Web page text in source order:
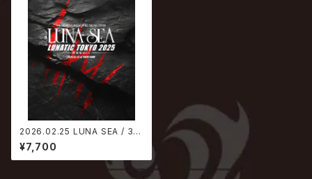
2026.02.25 LUNA SEA / 35t
h ANNIVERSARY TOUR ERA
TO ERA -THE FINAL EPISO
DE- LUNATIC TOKYO 2025
-黒服限定GIG-【Blu-ray】
¥7,700